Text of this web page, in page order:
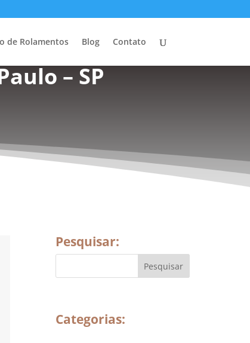
de Rolamentos Blog Contato
– SP
Pesquisar:
Categorias: